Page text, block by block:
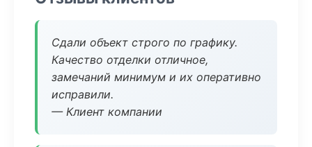
Сдали объект строго по графику.
Качество отделки отличное,
замечаний минимум и их оперативно
исправили.
— Клиент компании